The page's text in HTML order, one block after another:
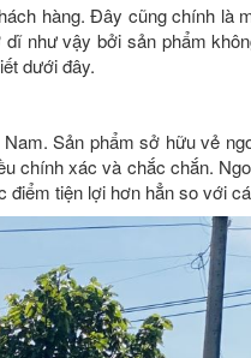
hàng. Đây cũng chính là
như vậy bởi sản phẩm
dưới đây.
Sản phẩm sở hữu vẻ
chính xác và chắc chắn.
tiện lợi hơn hẳn so với